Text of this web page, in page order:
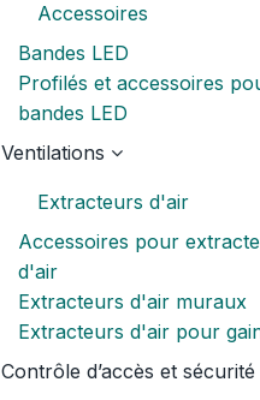
Accessoires
Bandes LED
Profilés et accessoires
bandes LED
Ventilations
Extracteurs d'air
Accessoires pour
d'air
Extracteurs d'air muraux
Extracteurs d'air pour
Contrôle d’accès et sécurité